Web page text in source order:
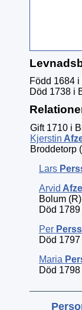
Född 1684
Död 1738 i
Gift 1710 i
Kjerstin
Broddetorp
Lars
Arvid
Bolum
Död
Per
Död
Maria
Död